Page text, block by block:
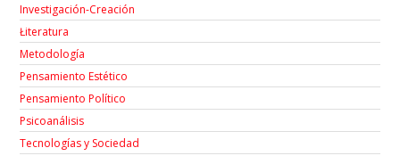
Investigación-Creación
Łiteratura
Metodología
Pensamiento Estético
Pensamiento Político
Psicoanálisis
Tecnologías y Sociedad